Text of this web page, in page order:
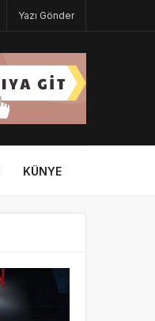
Yazı Gönder
KÜNYE